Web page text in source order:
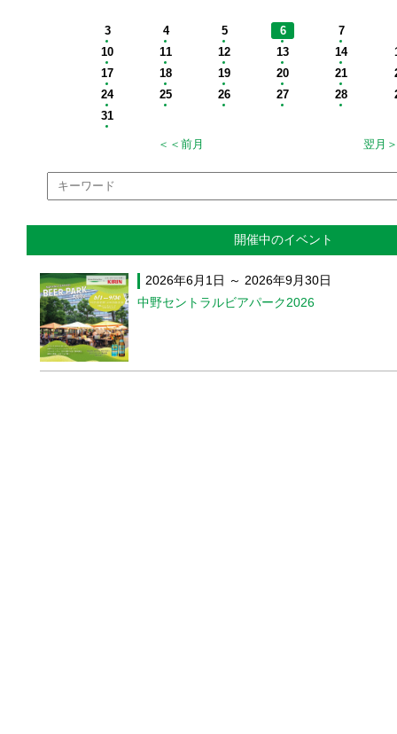
開催中のイベント
2026年6月1日 ～ 2026年9月30日
中野セントラルビアパーク2026